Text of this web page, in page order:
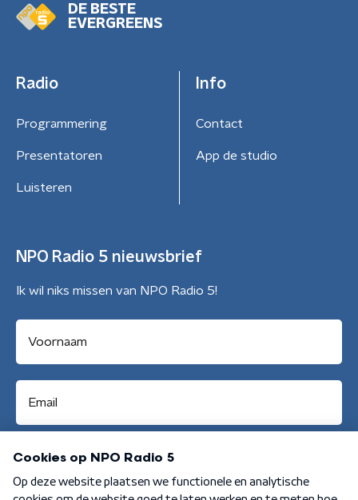
DE BESTE
EVERGREENS
Radio
Programmering
Presentatoren
Luisteren
Info
Contact
App de studio
NPO Radio 5 nieuwsbrief
Ik wil niks missen van NPO Radio 5!
Aanmelden